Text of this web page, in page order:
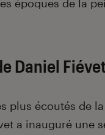
époques de la
Daniel
plus écoutés de
a inauguré une